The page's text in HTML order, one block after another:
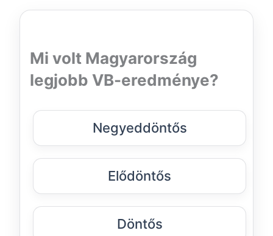
Mi volt Magyarország
legjobb VB-eredménye?
Negyeddöntős
Elődöntős
Döntős